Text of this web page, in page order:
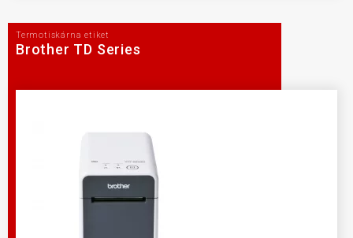
Termotiskárna etiket
Brother TD Series